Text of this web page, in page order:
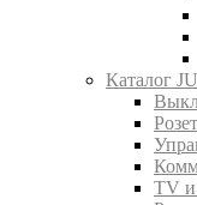
Каталог
TV и